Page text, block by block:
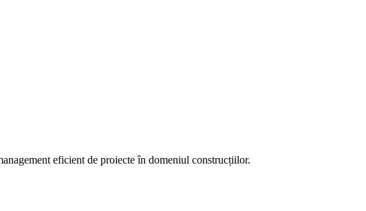
eficient de proiecte în domeniul construcțiilor.